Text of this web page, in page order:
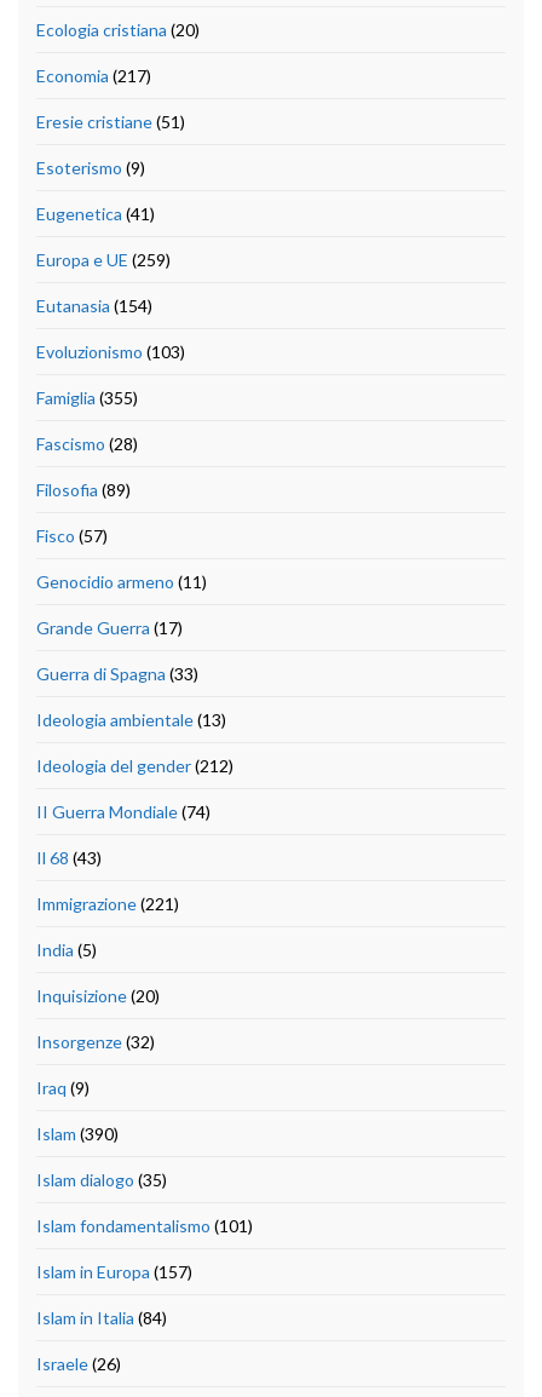
Ecologia cristiana (20)
Economia (217)
Eresie cristiane(51)
Esoterismo (9)
Eugenetica (41)
Europa e UE (259)
Eutanasia (154)
Evoluzionismo (103)
Famiglia (355)
Fascismo (28)
Filosofia (89)
Fisco (57)
Genocidio armeno (11)
Grande Guerra (17)
Guerra di Spagna (33)
Ideologia ambientale(13)
Ideologia del gender(212)
II Guerra Mondiale(74)
Il 68 (43)
Immigrazione(221)
India (5)
Inquisizione(20)
Insorgenze(32)
Iraq (9)
Islam (390)
Islam dialogo (35)
Islam fondamentalismo (101)
Islam in Europa (157)
Islam in Italia (84)
Israele(26)